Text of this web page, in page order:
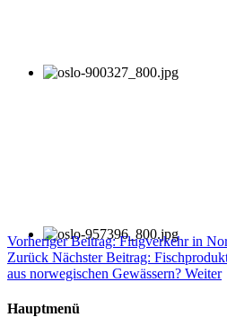
Vorheriger Beitrag: Flugverkehr in
Zurück Nächster Beitrag:
aus norwegischen Gewässern? Weiter
Hauptmenü